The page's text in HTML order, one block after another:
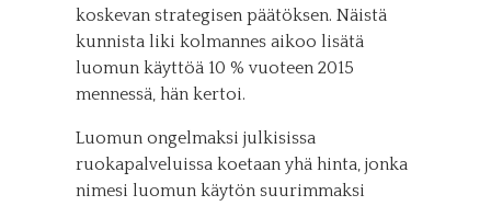
koskevan strategisen päätöksen. Näistä
kunnista liki kolmannes aikoo lisätä
luomun käyttöä 10 % vuoteen 2015
mennessä, hän kertoi.
Luomun ongelmaksi julkisissa
ruokapalveluissa koetaan yhä hinta, jonka
nimesi luomun käytön suurimmaksi